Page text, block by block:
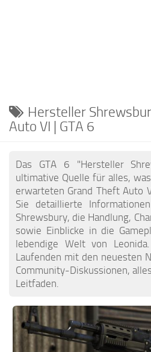
Hersteller
Auto VI | GTA 6
Das GTA 6 "Hersteller
ultimative Quelle für alles,
erwarteten Grand Theft Auto
Sie detaillierte
Shrewsbury, die Handlung,
sowie Einblicke in die
lebendige Welt von
Laufenden mit den neuesten
Community-Diskussionen,
Leitfaden.